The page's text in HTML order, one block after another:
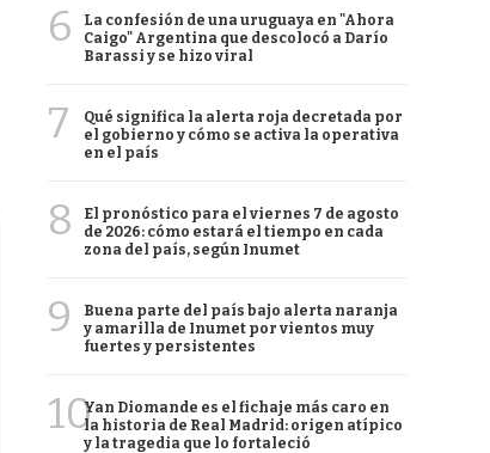
6
La confesión de una uruguaya en "Ahora
Caigo" Argentina que descolocó a Darío
Barassi y se hizo viral
7
Qué significa la alerta roja decretada por
el gobierno y cómo se activa la operativa
en el país
8
El pronóstico para el viernes 7 de agosto
de 2026: cómo estará el tiempo en cada
zona del país, según Inumet
9
Buena parte del país bajo alerta naranja
y amarilla de Inumet por vientos muy
fuertes y persistentes
10Yan Diomande es el fichaje más caro en
la historia de Real Madrid: origen atípico
y la tragedia que lo fortaleció